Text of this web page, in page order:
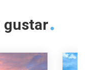
gustar